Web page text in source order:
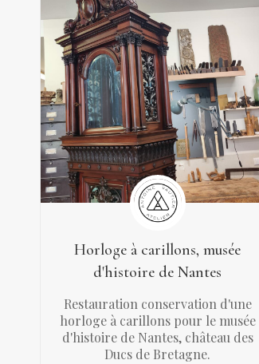
Horloge à carillons, musée
d'histoire de Nantes
Restauration conservation d'une
horloge à carillons pour le musée
d'histoire de Nantes, château des
Ducs de Bretagne.